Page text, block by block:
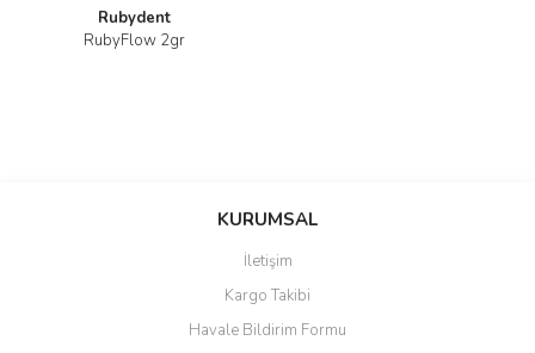
Rubydent
RubyFlow 2gr
KURUMSAL
İletişim
Kargo Takibi
Havale Bildirim Formu